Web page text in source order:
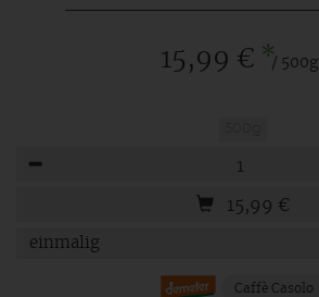
15,99 € */ 500g
15,99 €
Caffè Casolo